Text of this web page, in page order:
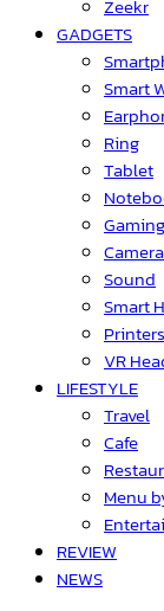
Zeekr
GADGETS
Smart
Ring
Tablet
Gaming
Camera
Sound
Smart
Printers
VR
LIFESTYLE
Travel
Cafe
Menu
REVIEW
NEWS